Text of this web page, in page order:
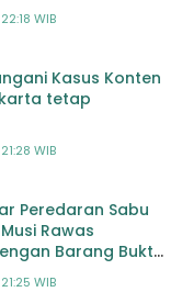
WIB
Kasus Konten
tetap
WIB
Peredaran Sabu
Rawas
Barang Bukti
WIB